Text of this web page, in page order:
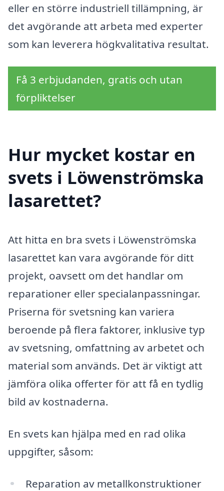
eller en större industriell tillämpning, är
det avgörande att arbeta med experter
som kan leverera högkvalitativa resultat.
Få 3 erbjudanden, gratis och utan
förpliktelser
Hur mycket kostar en
svets i Löwenströmska
lasarettet?
Att hitta en bra svets i Löwenströmska
lasarettet kan vara avgörande för ditt
projekt, oavsett om det handlar om
reparationer eller specialanpassningar.
Priserna för svetsning kan variera
beroende på flera faktorer, inklusive typ
av svetsning, omfattning av arbetet och
material som används. Det är viktigt att
jämföra olika offerter för att få en tydlig
bild av kostnaderna.
En svets kan hjälpa med en rad olika
uppgifter, såsom:
Reparation av metallkonstruktioner